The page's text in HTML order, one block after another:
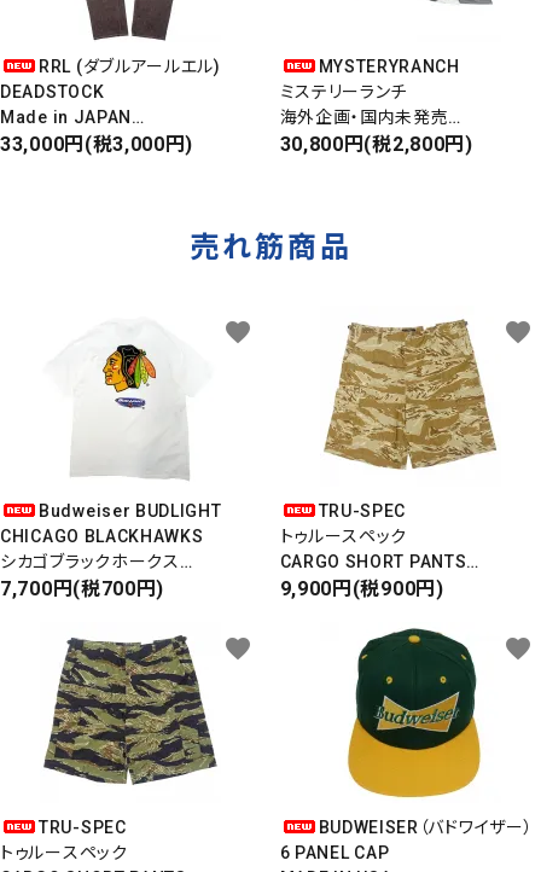
RRL (ダブルアールエル)
DEADSTOCK
Made in JAPAN
DAMAGE DENIM PANTS
33,000円(税3,000円)
MYSTERYRANCH
ミステリーランチ
海外企画・国内未発売
WAIST BAG
30,800円(税2,800円)
売れ筋商品
Budweiser BUDLIGHT
CHICAGO BLACKHAWKS
シカゴブラックホークス
半袖Tシャツ
7,700円(税700円)
favorite
TRU-SPEC
トゥルースペック
CARGO SHORT PANTS
カーゴショートパンツ
タイガーカモ
9,900円(税900円)
favorite
TRU-SPEC
トゥルースペック
favorite
BUDWEISER（バドワイザー）
6 PANEL CAP
favorite